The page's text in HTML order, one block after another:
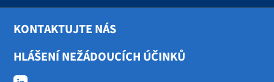
KONTAKTUJTE NÁS
HLÁŠENÍ NEŽÁDOUCÍCH ÚČINKŮ